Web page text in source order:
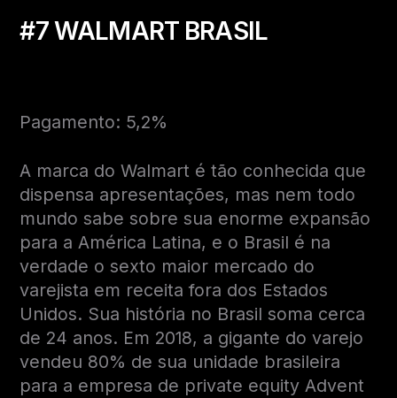
#7 WALMART BRASIL
Pagamento: 5,2%
A marca do Walmart é tão conhecida que
dispensa apresentações, mas nem todo
mundo sabe sobre sua enorme expansão
para a América Latina, e o Brasil é na
verdade o sexto maior mercado do
varejista em receita fora dos Estados
Unidos. Sua história no Brasil soma cerca
de 24 anos. Em 2018, a gigante do varejo
vendeu 80% de sua unidade brasileira
para a empresa de private equity Advent